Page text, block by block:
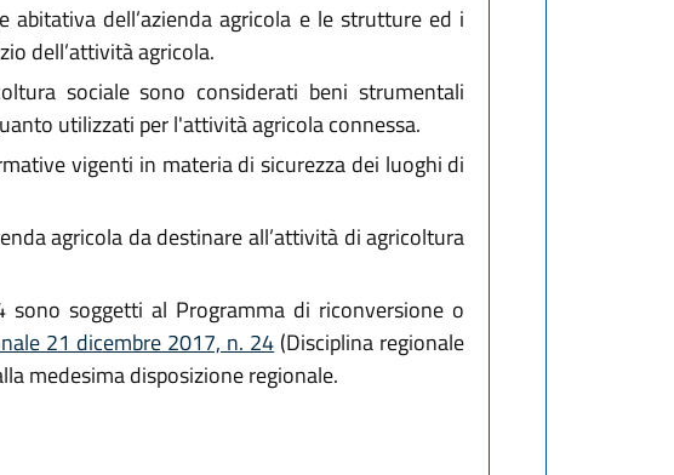
dell’azienda agricola e le strutture ed i
dell’attività agricola.
sociale sono considerati beni strumentali
utilizzati per l'attività agricola connessa.
vigenti in materia di sicurezza dei luoghi di
agricola da destinare all’attività di agricoltura
soggetti al Programma di riconversione o
21 dicembre 2017, n. 24 (Disciplina regionale
medesima disposizione regionale.